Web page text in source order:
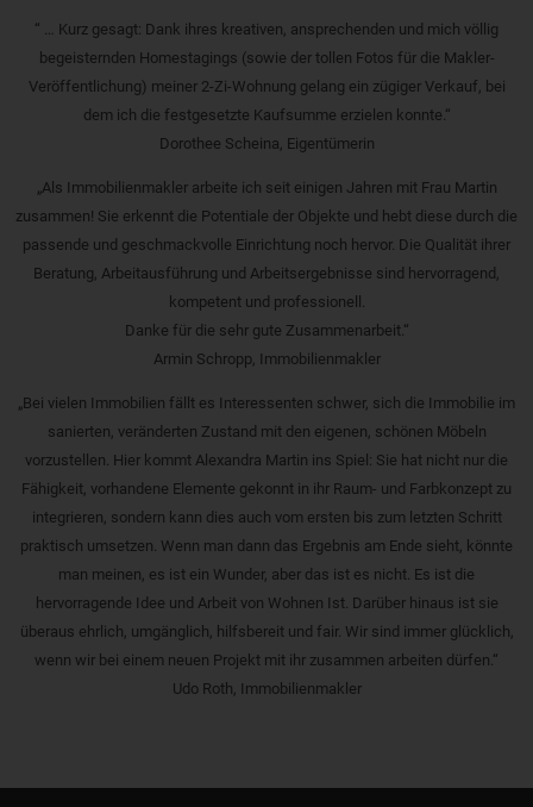
“ … Kurz gesagt: Dank ihres kreativen, ansprechenden und mich völlig
begeisternden Homestagings (sowie der tollen Fotos für die Makler-
Veröffentlichung) meiner 2-Zi-Wohnung gelang ein zügiger Verkauf, bei
dem ich die festgesetzte Kaufsumme erzielen konnte.“
Dorothee Scheina, Eigentümerin
„Als Immobilienmakler arbeite ich seit einigen Jahren mit Frau Martin
zusammen! Sie erkennt die Potentiale der Objekte und hebt diese durch die
passende und geschmackvolle Einrichtung noch hervor. Die Qualität ihrer
Beratung, Arbeitausführung und Arbeitsergebnisse sind hervorragend,
kompetent und professionell.
Danke für die sehr gute Zusammenarbeit.“
Armin Schropp, Immobilienmakler
„Bei vielen Immobilien fällt es Interessenten schwer, sich die Immobilie im
sanierten, veränderten Zustand mit den eigenen, schönen Möbeln
vorzustellen. Hier kommt Alexandra Martin ins Spiel: Sie hat nicht nur die
Fähigkeit, vorhandene Elemente gekonnt in ihr Raum- und Farbkonzept zu
integrieren, sondern kann dies auch vom ersten bis zum letzten Schritt
praktisch umsetzen. Wenn man dann das Ergebnis am Ende sieht, könnte
man meinen, es ist ein Wunder, aber das ist es nicht. Es ist die
hervorragende Idee und Arbeit von Wohnen Ist. Darüber hinaus ist sie
überaus ehrlich, umgänglich, hilfsbereit und fair. Wir sind immer glücklich,
wenn wir bei einem neuen Projekt mit ihr zusammen arbeiten dürfen.“
Udo Roth, Immobilienmakler